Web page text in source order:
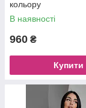
кольору
В наявності
960 ₴
Купити